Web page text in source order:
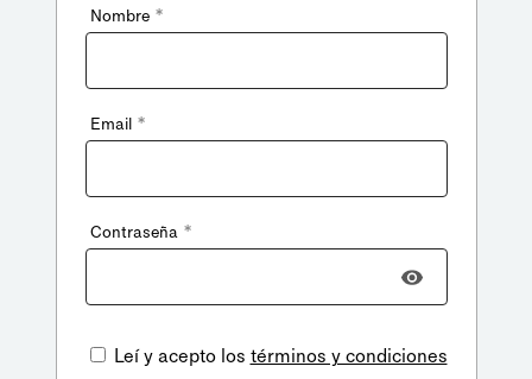
Nombre *
Email *
Contraseña *
Leí y acepto los términos y condiciones